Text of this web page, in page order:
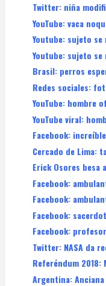
Twitter: niña
YouTube: vaca
Youtube: sujeto se
Youtube: sujeto se
Brasil: perros
Redes sociales:
YouTube: hombre
YouTube viral:
Facebook:
Cercado de Lima:
Erick Osores besa
Facebook:
Facebook:
Facebook:
Facebook:
Twitter: NASA da
Referéndum
Argentina: